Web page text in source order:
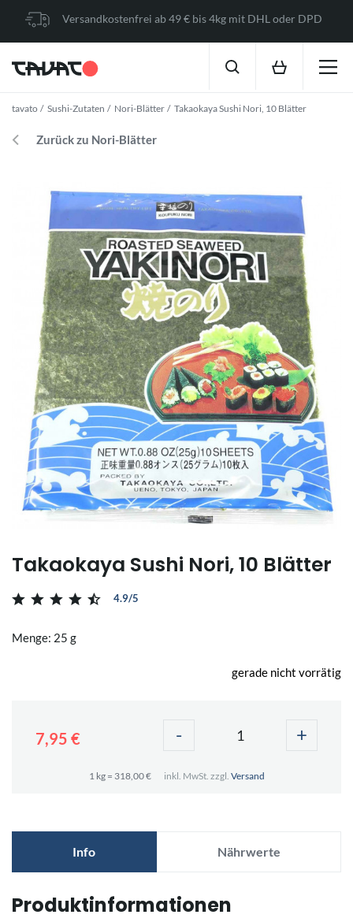
Versandkostenfrei ab 49 € bis 4kg mit DHL oder DPD
tavato Sushi-Zutaten Nori-Blätter Takaokaya Sushi Nori, 10 Blätter
Zurück zu Nori-Blätter
Takaokaya Sushi Nori, 10 Blätter
4.9/5
Menge: 25 g
gerade nicht vorrätig
7,95 € - +
1 kg = 318,00 € inkl. MwSt. zzgl. Versand
Info Nährwerte
Produktinformationen